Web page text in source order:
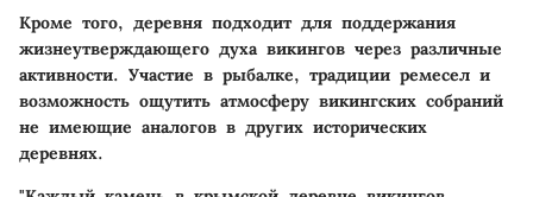
Кроме того, деревня подходит для поддержания
жизнеутверждающего духа викингов через различные
активности. Участие в рыбалке, традиции ремесел и
возможность ощутить атмосферу викингских собраний
не имеющие аналогов в других исторических
деревнях.